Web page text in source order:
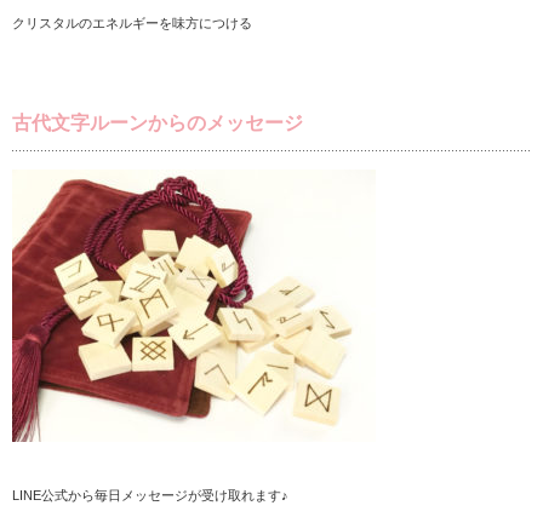
クリスタルのエネルギーを味方につける
古代文字ルーンからのメッセージ
LINE公式から毎日メッセージが受け取れます♪